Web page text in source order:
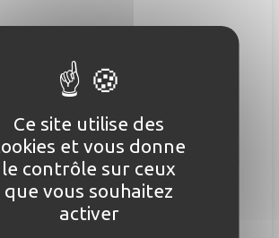
- Liège Airport
50
La-Neuve
Ce site utilise des
et vous donne
le contrôle sur ceux
que vous souhaitez
activer